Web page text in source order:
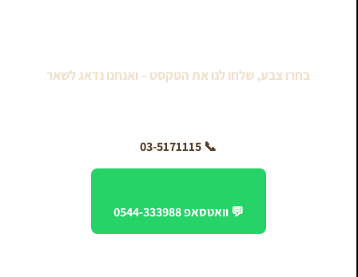
בחרו צבע, שלחו לנו את הטקסט – ואנחנו נדאג לשאר
📞 03-5171115
💬 וואטסאפ 0544-333988